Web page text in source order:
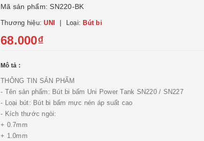
Mã sản phẩm: SN220-BK
Thương hiệu:UNI Loại: Bút bi
68.000₫
Mô tả :
THÔNG TIN SẢN PHẨM
- Tên sản phẩm: Bút bi bấm Uni Power Tank SN220 / SN227
- Loại bút: Bút bi bấm mực nén áp suất cao
- Kích thước ngòi:
+ 0.7mm
+ 1.0mm